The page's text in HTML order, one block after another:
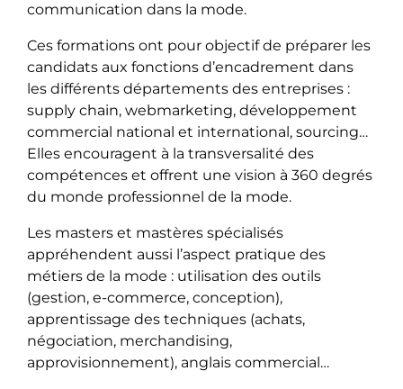
communication dans la mode.
Ces formations ont pour objectif de préparer les
candidats aux fonctions d’encadrement dans
les différents départements des entreprises :
supply chain, webmarketing, développement
commercial national et international, sourcing…
Elles encouragent à la transversalité des
compétences et offrent une vision à 360 degrés
du monde professionnel de la mode.
Les masters et mastères spécialisés
appréhendent aussi l’aspect pratique des
métiers de la mode : utilisation des outils
(gestion, e-commerce, conception),
apprentissage des techniques (achats,
négociation, merchandising,
approvisionnement), anglais commercial…